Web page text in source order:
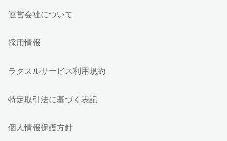
運営会社について
採用情報
ラクスルサービス利用規約
特定取引法に基づく表記
個人情報保護方針